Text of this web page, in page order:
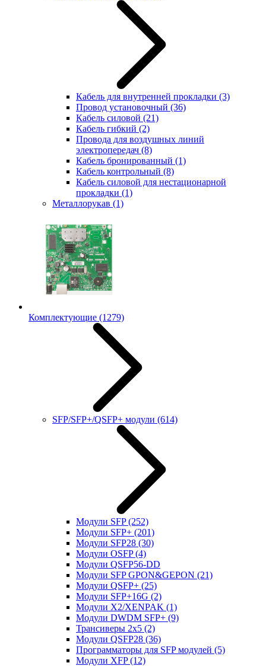
Кабель для внутренней прокладки (3)
Провод установочный (36)
Кабель силовой (21)
Кабель гибкий (2)
Провода для воздушных линий
электропередач (8)
Кабель бронированный (1)
Кабель контрольный (8)
Кабель силовой для нестационарной
прокладки (1)
Металлорукав (1)
Комплектующие (1279)
SFP/SFP+/QSFP+ модули (614)
Модули SFP(252)
Модули SFP+ (201)
Модули SFP28 (30)
Модули OSFP(4)
Модули QSFP56-DD
Модули SFP GPON&GEPON (21)
Модули QSFP+ (25)
Модули SFP+16G (2)
Модули X2/XENPAK (1)
Модули DWDM SFP+ (9)
Трансиверы 2x5 (2)
Модули QSFP28 (36)
Программаторы для SFP модулей (5)
Модули XFP(12)